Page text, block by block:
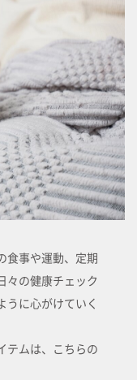
食事や運動、定期
々の健康チェック
うに心がけていく
テムは、こちらの